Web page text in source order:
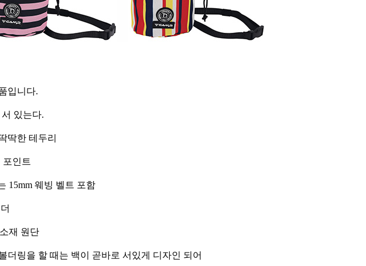
입니다.
있는다.
딱한 테두리
포인트
15mm 웨빙 벨트 포함
재 원단
더링을 할 때는 백이 곧바로 서있게 디자인 되어